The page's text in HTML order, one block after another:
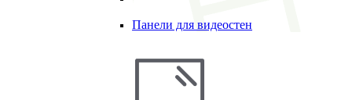
Панели для видеостен